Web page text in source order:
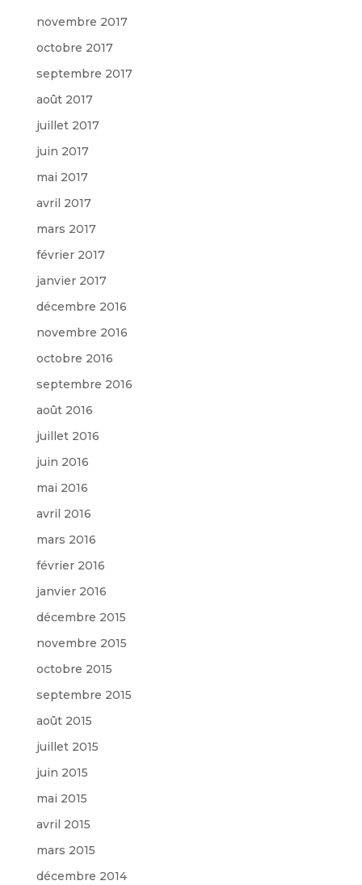
novembre 2017
octobre 2017
septembre 2017
août 2017
juillet 2017
juin 2017
mai 2017
avril 2017
mars 2017
février 2017
janvier 2017
décembre 2016
novembre 2016
octobre 2016
septembre 2016
août 2016
juillet 2016
juin 2016
mai 2016
avril 2016
mars 2016
février 2016
janvier 2016
décembre 2015
novembre 2015
octobre 2015
septembre 2015
août 2015
juillet 2015
juin 2015
mai 2015
avril 2015
mars 2015
décembre 2014